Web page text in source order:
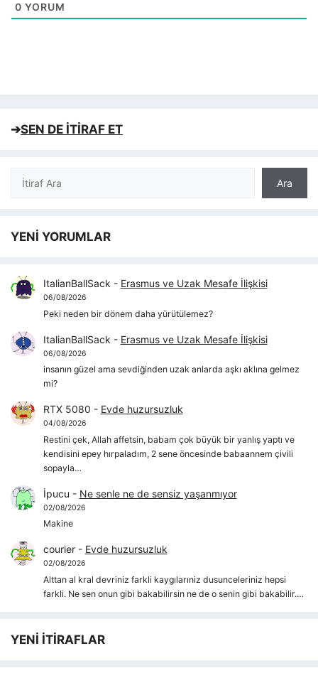
0 YORUM
➔SEN DE İTİRAF ET
Ara
Ara
YENİ YORUMLAR
ItalianBallSack - Erasmus ve Uzak Mesafe İlişkisi
06/08/2026
Peki neden bir dönem daha yürütülemez?
ItalianBallSack - Erasmus ve Uzak Mesafe İlişkisi
06/08/2026
insanın güzel ama sevdiğinden uzak anlarda aşkı aklına gelmez
mi?
RTX 5080 - Evde huzursuzluk
04/08/2026
Restini çek, Allah affetsin, babam çok büyük bir yanlış yaptı ve
kendisini epey hırpaladım, 2 sene öncesinde babaannem çivili
sopayla…
İpucu - Ne senle ne de sensiz yaşanmıyor
02/08/2026
Makine
courier- Evde huzursuzluk
02/08/2026
Alttan al kral devriniz farkli kaygılarıniz dusunceleriniz hepsi
farkli. Ne sen onun gibi bakabilirsin ne de o senin gibi bakabilir.…
YENİ İTİRAFLAR